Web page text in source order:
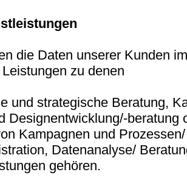
die Daten unserer Kunden
zu denen
und strategische Beratung,
Designentwicklung/-beratung
Kampagnen und
Datenanalyse/
gehören.